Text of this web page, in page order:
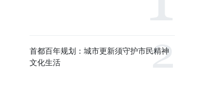
首都百年规划：城市更新须守护市民精神
文化生活